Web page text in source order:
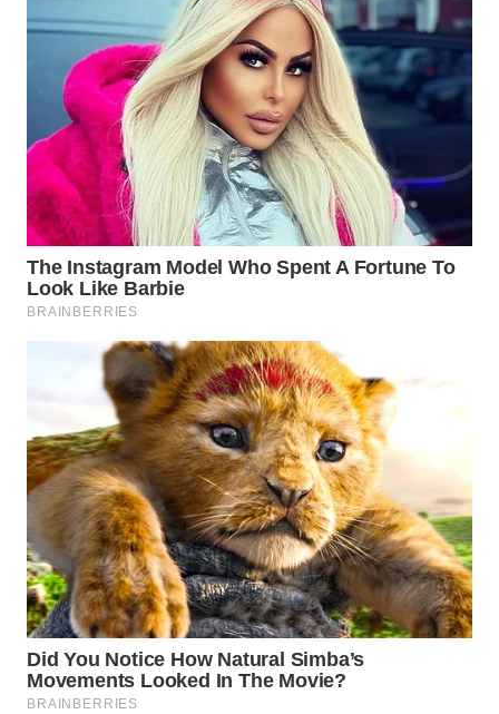
WAHANA
ADVOKAT
WAHANA
INFRASTRUKTUR
WAHANA
KONSUMEN
WAHANA
LISTRIK
WAHANA
WAHANA
TV
WAHANANEWS
ID
WAHANANEWS
CO ID
WAHANANEWS
NET